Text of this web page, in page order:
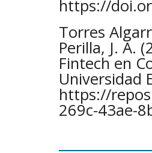
https://
Torres
Perilla, J. A.
Fintech en
Universidad
https://
269c-43ae-